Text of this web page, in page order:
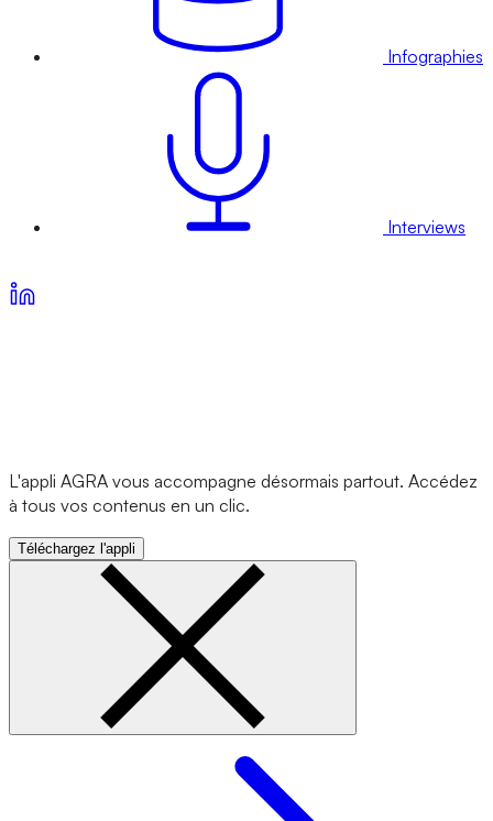
Infographies
Interviews
L'appli AGRA vous accompagne désormais partout. Accédez
à tous vos contenus en un clic.
Téléchargez l'appli